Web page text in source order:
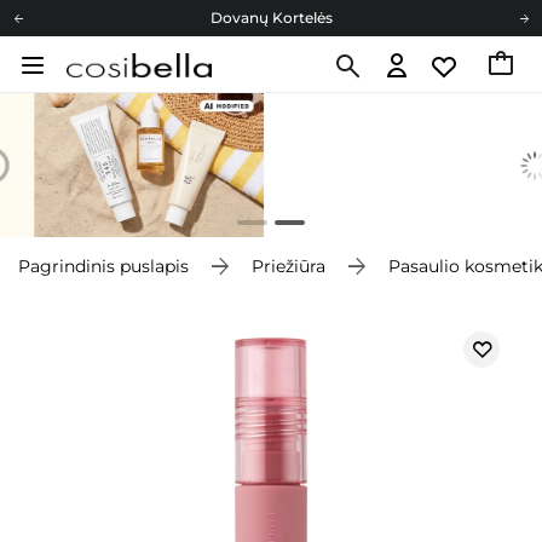
Dovanų Kortelės
Cosibella lojalumo programa
Dovanų Kortelės
Pagrindinis puslapis Priežiūra Pasaulio